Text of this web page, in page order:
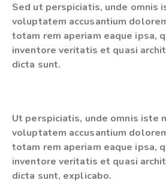
Sed ut perspiciatis, unde omnis
voluptatem accusantium
totam rem aperiam eaque ipsa,
inventore veritatis et quasi
dicta sunt.
Ut perspiciatis, unde omnis iste
voluptatem accusantium
totam rem aperiam eaque ipsa,
inventore veritatis et quasi
dicta sunt, explicabo.